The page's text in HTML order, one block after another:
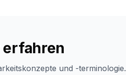
erfahren
und -terminologie.